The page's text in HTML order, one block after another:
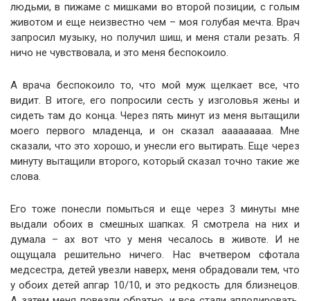
людьми, в пижаме с мишками во второй позиции, с голым
животом и еще неизвестно чем – моя голубая мечта. Врач
запросил музыку, но получил шиш, и меня стали резать. Я
ничо не чувствовала, и это меня беспокоило.
А врача беспокоило то, что мой муж щелкает все, что
видит. В итоге, его попросили сесть у изголовья жены и
сидеть там до конца. Через пять минут из меня вытащили
моего первого младенца, и он сказал ааааааааа. Мне
сказали, что это хорошо, и унесли его вытирать. Еще через
минуту вытащили второго, который сказал точно такие же
слова.
Его тоже понесли помыться и еще через 3 минуты мне
выдали обоих в смешных шапках. Я смотрела на них и
думала – ах вот что у меня чесалось в животе. И не
ощущала решительно ничего. Нас вчетвером сфотала
медсестра, детей увезли наверх, меня обрадовали тем, что
у обоих детей апгар 10/10, и это редкость для близнецов.